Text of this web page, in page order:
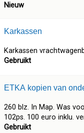
Nieuw
Karkassen
Karkassen
Gebruikt
ETKA kopien
260 blz. In Map. Was
102ps. 100 euro inklu.
Gebruikt